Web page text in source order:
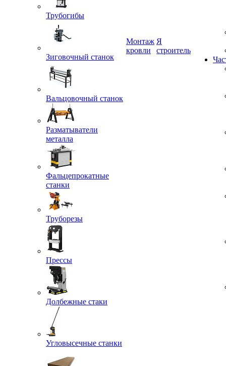
Трубогибы
Зиговочный станок
Вальцовочный станок
Разматыватели
металла
Фальцепрокатные
станки
Труборезы
Прессы
Долбежные стаки
Угловысечные станки
Монтаж
Я